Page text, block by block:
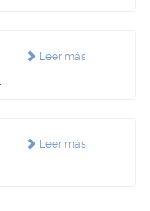
Leer más
Leer más